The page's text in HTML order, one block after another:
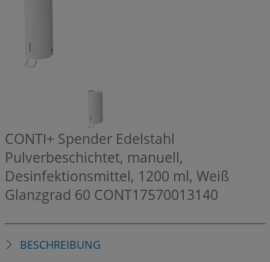
CONTI+ Spender Edelstahl
Pulverbeschichtet, manuell,
Desinfektionsmittel, 1200 ml, Weiß
Glanzgrad 60 CONT17570013140
BESCHREIBUNG